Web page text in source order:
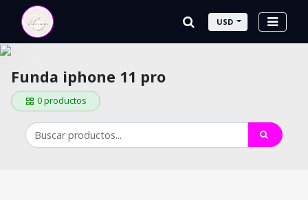
USD
Funda iphone 11 pro
0 productos